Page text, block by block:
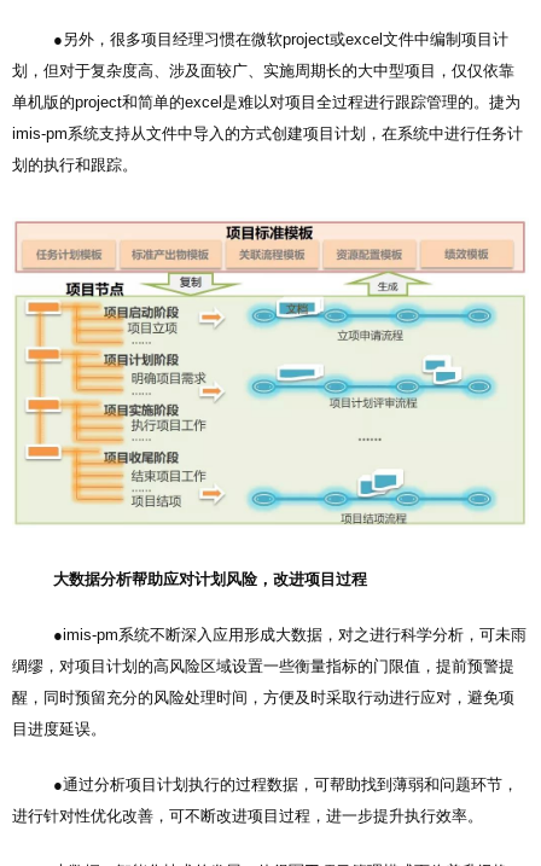
●另外，很多项目经理习惯在微软project或excel文件中编制项目计
划，但对于复杂度高、涉及面较广、实施周期长的大中型项目，仅仅依靠
单机版的project和简单的excel是难以对项目全过程进行跟踪管理的。捷为
imis-pm系统支持从文件中导入的方式创建项目计划，在系统中进行任务计
划的执行和跟踪。
大数据分析帮助应对计划风险，改进项目过程
●imis-pm系统不断深入应用形成大数据，对之进行科学分析，可未雨
绸缪，对项目计划的高风险区域设置一些衡量指标的门限值，提前预警提
醒，同时预留充分的风险处理时间，方便及时采取行动进行应对，避免项
目进度延误。
●通过分析项目计划执行的过程数据，可帮助找到薄弱和问题环节，
进行针对性优化改善，可不断改进项目过程，进一步提升执行效率。